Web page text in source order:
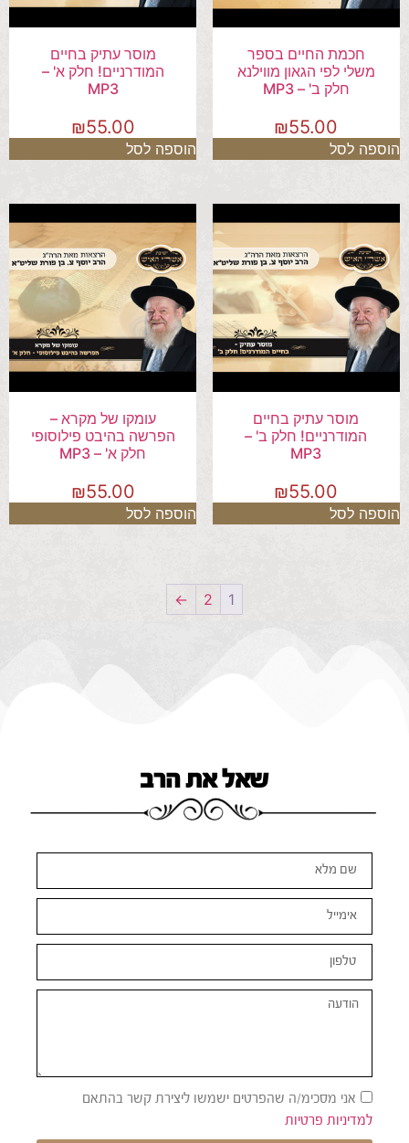
חכמת החיים בספר
משלי לפי הגאון מווילנא
חלק ב' – MP3
₪55.00
הוספה לסל
מוסר עתיק בחיים
המודרניים! חלק א' –
MP3
₪55.00
הוספה לסל
מוסר עתיק בחיים
המודרניים! חלק ב' –
MP3
₪55.00
הוספה לסל
עומקו של מקרא –
הפרשה בהיבט פילוסופי
חלק א' – MP3
₪55.00
הוספה לסל
1
2
←
שאל את הרב
אני מסכימ/ה שהפרטים ישמשו ליצירת קשר בהתאם
למדיניות פרטיות